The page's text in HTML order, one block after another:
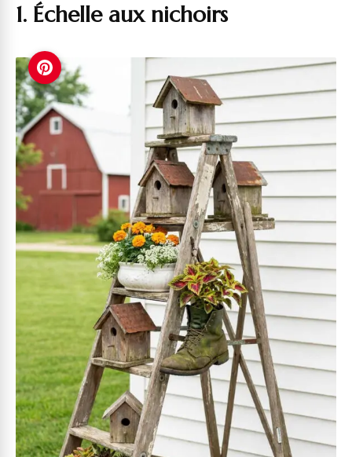
1. Échelle aux nichoirs